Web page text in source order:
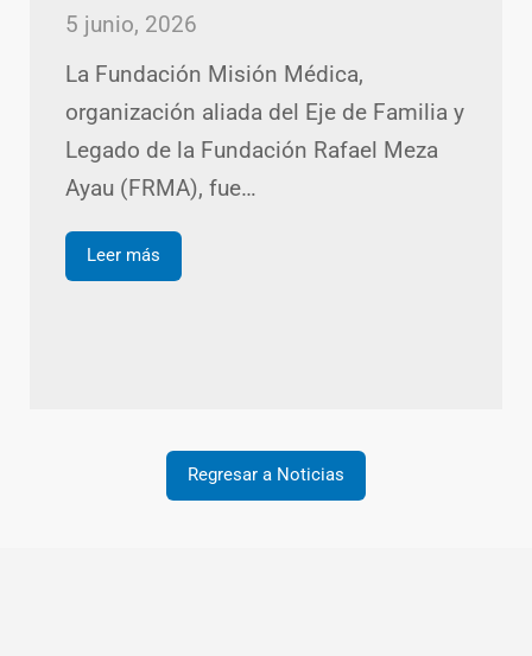
5 junio, 2026
La Fundación Misión Médica,
organización aliada del Eje de Familia y
Legado de la Fundación Rafael Meza
Ayau (FRMA), fue…
Leer más
Regresar a Noticias